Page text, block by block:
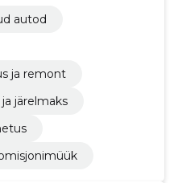
autod
ja remont
ja järelmaks